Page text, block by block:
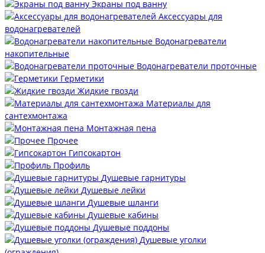
Экраны под ванну
Аксессуары для
водонагревателей
Водонагреватели
накопительные
Водонагреватели проточные
Герметики
Жидкие гвозди
Материалы для
сантехмонтажа
Монтажная пена
Прочее
Гипсокартон
Профиль
Душевые гарнитуры
Душевые лейки
Душевые шланги
Душевые кабины
Душевые поддоны
Душевые уголки